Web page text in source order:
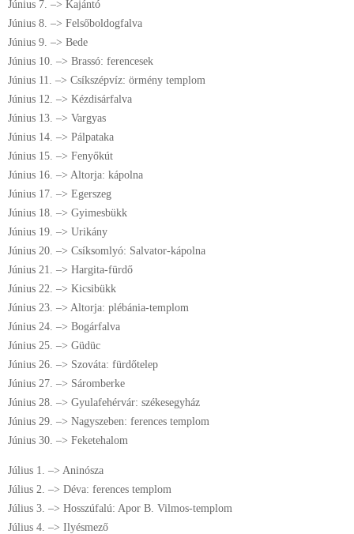
Június 7. –> Kajántó
Június 8. –> Felsőboldogfalva
Június 9. –> Bede
Június 10. –> Brassó: ferencesek
Június 11. –> Csíkszépvíz: örmény templom
Június 12. –> Kézdisárfalva
Június 13. –> Vargyas
Június 14. –> Pálpataka
Június 15. –> Fenyőkút
Június 16. –> Altorja: kápolna
Június 17. –> Egerszeg
Június 18. –> Gyimesbükk
Június 19. –> Urikány
Június 20. –> Csíksomlyó: Salvator-kápolna
Június 21. –> Hargita-fürdő
Június 22. –> Kicsibükk
Június 23. –> Altorja: plébánia-templom
Június 24. –> Bogárfalva
Június 25. –> Güdüc
Június 26. –> Szováta: fürdőtelep
Június 27. –> Sáromberke
Június 28. –> Gyulafehérvár: székesegyház
Június 29. –> Nagyszeben: ferences templom
Június 30. –> Feketehalom
Július 1. –> Aninósza
Július 2. –> Déva: ferences templom
Július 3. –> Hosszúfalú: Apor B. Vilmos-templom
Július 4. –> Ilyésmező